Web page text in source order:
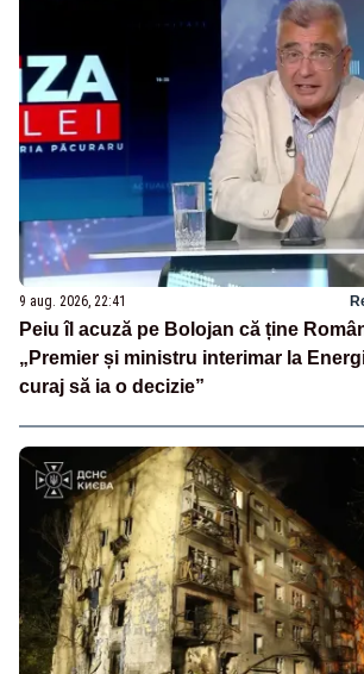
9 aug. 2026, 22:41
Peiu îl acuză pe Bolojan că ține
„Premier și ministru interimar la
curaj să ia o decizie”